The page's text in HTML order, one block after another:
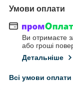
Умови оплати
Ви отримаєте
або гроші
Детальніше
Всі умови оплати